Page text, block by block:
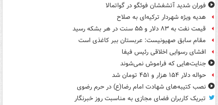
فوران شدید آتشفشان فوئگو در گواتمالا
هدیه ویژه شهردار ترکیه‌ای به صلاح
قیمت نفت به ۸۳ دلار و ۵۵ سنت در هر بشکه رسید
مقام سابق صهیونیست: عربستان ببر کاغذی است
افشای رسوایی اخلاقی رئیس فیفا
جنایت‌هایی که فراموش نمی‌شوند
حواله دلار ۱۵۴ هزار و ۴۵۱ تومان شد
نصب کتیبه‌های شهادت امام رضا(ع) در حرم رضوی
تبریک کاربران فضای مجازی به مناسبت روز خبرنگار